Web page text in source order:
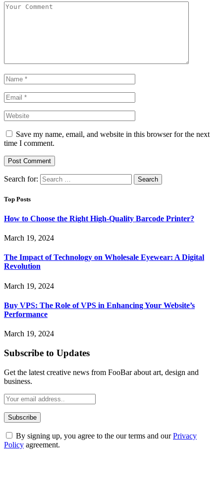
Save my name, email, and website in this browser for the next
time I comment.
Search for:
Top Posts
How to Choose the Right High-Quality Barcode Printer?
March 19, 2024
The Impact of Technology on Wholesale Eyewear: A Digital
Revolution
March 19, 2024
Buy VPS: The Role of VPS in Enhancing Your Website’s
Performance
March 19, 2024
Subscribe to Updates
Get the latest creative news from FooBar about art, design and
business.
By signing up, you agree to the our terms and ourPrivacy
Policy agreement.